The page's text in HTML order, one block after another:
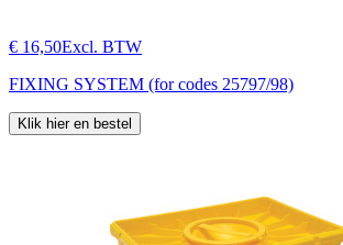
€ 16,50Excl. BTW
FIXING SYSTEM (for codes 25797/98)
Klik hier en bestel